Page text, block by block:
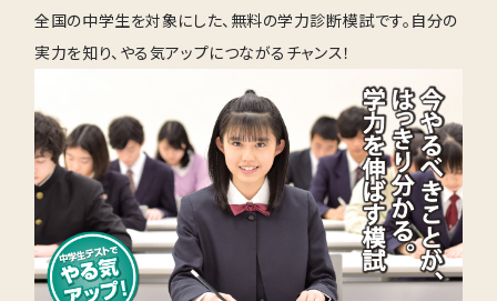
全国の中学生を対象にした、無料の学力診断模試です。自分の
実力を知り、やる気アップにつながるチャンス！